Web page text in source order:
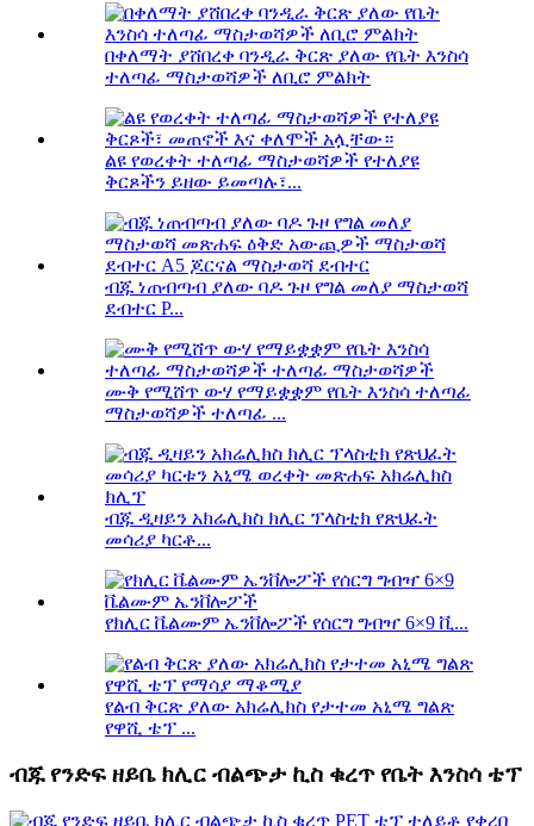
በቀለማት ያሸበረቀ ባንዲራ ቅርጽ ያለው የቤት እንስሳ
ተለጣፊ ማስታወሻዎች ለቢሮ ምልክት
ልዩ የወረቀት ተለጣፊ ማስታወሻዎች የተለያዩ
ቅርጾችን ይዘው ይመጣሉ፣...
ብጁ ነጠብጣብ ያለው ባዶ ጉዞ የግል መለያ ማስታወሻ
ደብተር P...
ሙቅ የሚሸጥ ውሃ የማይቋቋም የቤት እንስሳ ተለጣፊ
ማስታወሻዎች ተለጣፊ ...
ብጁ ዲዛይን አክሬሊክስ ክሊር ፕላስቲክ የጽህፈት
መሳሪያ ካርቶ...
የክሊር ቬልሙም ኤንቨሎፖች የሰርግ ግብዣ 6×9 ቪ...
የልብ ቅርጽ ያለው አክሬሊክስ የታተመ አኒሜ ግልጽ
የዋሺ ቴፕ ...
ብጁ የንድፍ ዘይቤ ክሊር ብልጭታ ኪስ ቁረጥ የቤት እንስሳ ቴፕ